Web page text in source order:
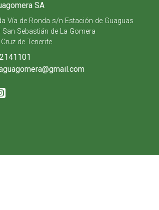
SA
Vía de Ronda s/n Estación de Guaguas
San Sebastián de La Gomera
de Tenerife